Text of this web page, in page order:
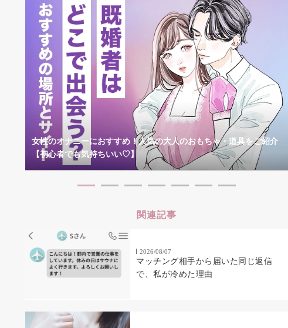
女性のオナニーにおすすめ！人気の大人のおもちゃ・道具をご紹介
【初心者でも気持ちいい♡】
関連記事
2026/08/07
マッチング相手から届いた同じ返信
で、私が冷めた理由